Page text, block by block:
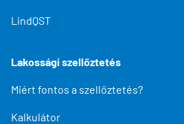
LindQST
Lakossági szellőztetés
Miért fontos a szellőztetés?
Kalkulátor